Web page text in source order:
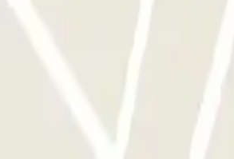
su Parclick.
che vorrai.